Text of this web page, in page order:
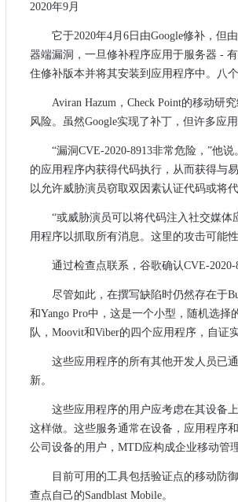
剑桥宽带网络增强了固定的无线接入优
研究表明，英国企业由网络攻击的外
英国Comms工作队长负责人警告东V
骗局移动应用程序通过流氓Tiktok账
Quantum的ATF旨在对非结构化数据
英国政府迅速努力监管科技巨头
电信科技在新的安全法下可能面临巨
Mayor说，哈克尼委员会的网络攻击是
建立无线基础设施，5G室内收入将
英国政府在海上自治方面进入
Tiktok的GDPR合规性探讨了数据滥
ViaSAT宣布售价22200万美元的
英国政府旨在优先考虑未来的创新
诺基亚在五个德国研究中心部署了5G
爱立信在泰国电源DTAC 5G网络
计算机每周2020名科技崛起的妇女
赎金软件的一周：富士康和兰特斯塔
2020年9月
它于2020年4月6日由Google修补，但
器端漏洞，一旦修补程序应用于服务器 -
住修补版本并将其安装到应用程序中。八
Aviran Hazum，Check Point的移动研
风险。虽然Google实现了补丁，但许多应
“漏洞CVE-2020-8913非常危险，”他
的应用程序内获得代码执行，从而获得与
以允许威胁演员窃取双因素认证代码或将
“或威胁演员可以将代码注入社交媒
用程序以抓取所有消息。这里的攻击可能
通过检查点联系，谷歌确认CVE-2020-
尽管如此，在撰写缺陷时仍然存在于
和Yango Pro中，这是一个小型，随机选
队，Moovit和Viber的四个应用程序，自证
这些应用程序的所有其他开发人员已
新。
这些应用程序的用户应考虑在其设备
这样做。这些服务通常在设备，应用程序
公司设备的用户，MTD应构成企业移动管
目前可用的工具包括验证点的移动防
查点自己的Sandblast Mobile。